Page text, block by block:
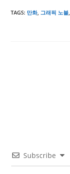
TAGS: 만화, 그래픽 노블,
Subscribe